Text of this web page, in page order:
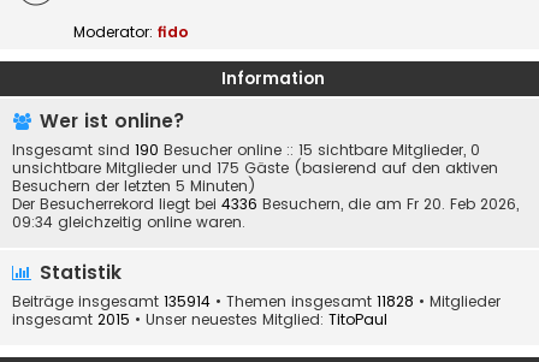
Moderator: fido
Information
Wer ist online?
Insgesamt sind 190 Besucher online :: 15 sichtbare Mitglieder, 0
unsichtbare Mitglieder und 175 Gäste (basierend auf den aktiven
Besuchern der letzten 5 Minuten)
Der Besucherrekord liegt bei 4336 Besuchern, die am Fr 20. Feb 2026,
09:34 gleichzeitig online waren.
Statistik
Beiträge insgesamt 135914 • Themen insgesamt 11828 • Mitglieder
insgesamt 2015 • Unser neuestes Mitglied: TitoPaul